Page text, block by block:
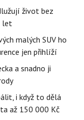
život bez
let
malých SUV ho
jen přihlíží
a snadno ji
i když to dělá
až 150 000 Kč